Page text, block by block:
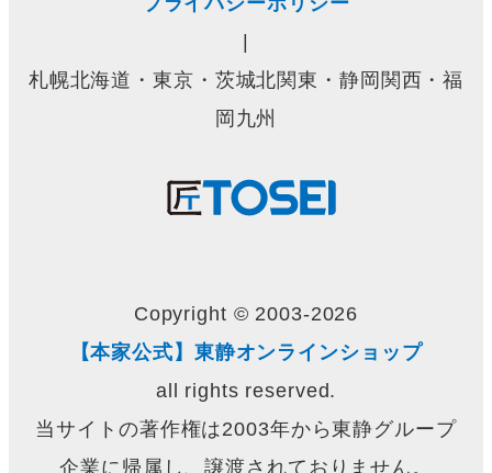
|
札幌北海道・東京・茨城北関東・静岡関西・福
岡九州
Copyright © 2003-2026
【本家公式】東静オンラインショップ
all rights reserved.
当サイトの著作権は2003年から東静グループ
企業に帰属し、譲渡されておりません。